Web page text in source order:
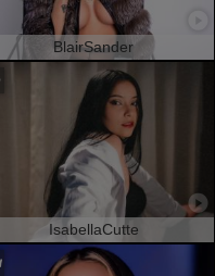
BlairSander
IsabellaCutte